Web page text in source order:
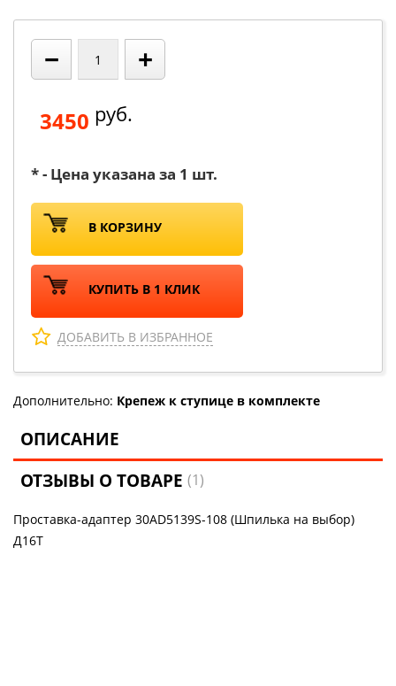
− +
3450 руб.
* - Цена указана за 1 шт.
В КОРЗИНУ
КУПИТЬ В 1 КЛИК
ДОБАВИТЬ В ИЗБРАННОЕ
Дополнительно: Крепеж к ступице в комплекте
ОПИСАНИЕ
ОТЗЫВЫ О ТОВАРЕ(1)
Проставка-адаптер 30AD5139S-108 (Шпилька на выбор)
Д16Т